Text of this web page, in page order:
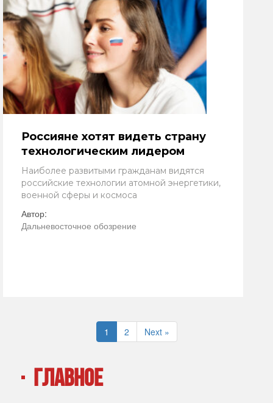
Россияне хотят видеть страну
технологическим лидером
Наиболее развитыми гражданам видятся
российские технологии атомной энергетики,
военной сферы и космоса
Автор:
Дальневосточное обозрение
1 2 Next »
ГЛАВНОЕ